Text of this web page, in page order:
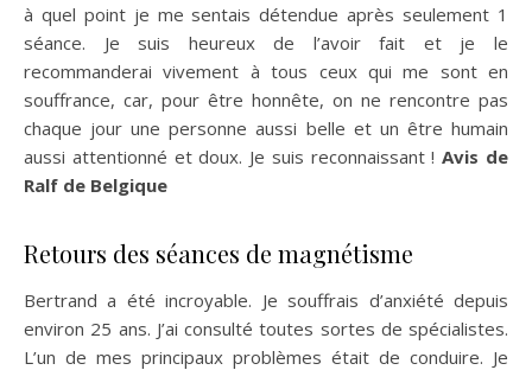
à quel point je me sentais détendue après seulement 1
séance. Je suis heureux de l’avoir fait et je le
recommanderai vivement à tous ceux qui me sont en
souffrance, car, pour être honnête, on ne rencontre pas
chaque jour une personne aussi belle et un être humain
aussi attentionné et doux. Je suis reconnaissant ! Avis de
Ralf de Belgique
Retours des séances de magnétisme
Bertrand a été incroyable. Je souffrais d’anxiété depuis
environ 25 ans. J’ai consulté toutes sortes de spécialistes.
L’un de mes principaux problèmes était de conduire. Je